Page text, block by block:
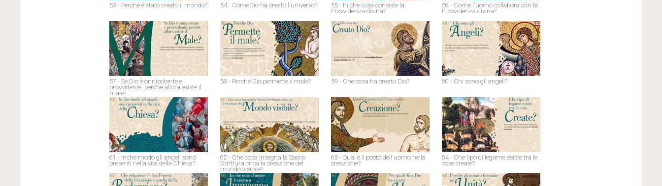
53 - Perché è stato creato il mondo? 54 - ComeDio ha creato l'universo?
55 - In che cosa consiste la
Provvidenza divina?
56 - Come l'uomo collabora con la
Provvidenza divina?
57 - Se Dio è onnipotente e
provvidente, perché allora esiste il
male?
58 - Perché Dio permette il male? 59 - Che cosa ha creato Dio? 60 - Chi sono gli angeli?
61 - Inche modo gli angeli sono
presenti nella vita della Chiesa?
62 - Che cosa insegna la Sacra
Scrittura circa la creazione del
mondo visibile?
63 - Qual è il posto dell'uomo nella
creazione?
64 - Che tipo di legame esiste tra le
cose create?